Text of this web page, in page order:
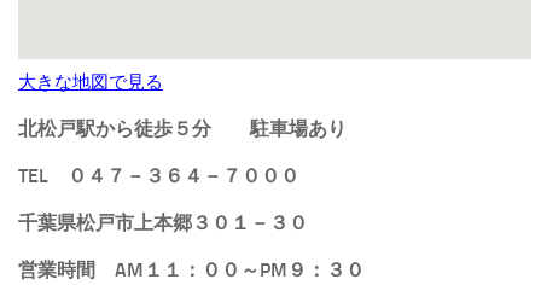
大きな地図で見る
北松戸駅から徒歩５分 駐車場あり
TEL ０４７－３６４－７０００
千葉県松戸市上本郷３０１－３０
営業時間 AM１１：００～PM９：３０